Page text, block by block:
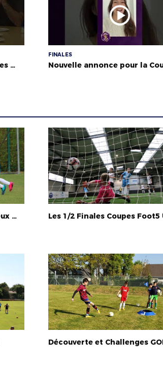
Le District 44 au plus proche des clubs - Échange avec l'ACS Dervallières
FINALES
Journée de Rentrée U11 (Vigneux U11F / Treillières U11M)